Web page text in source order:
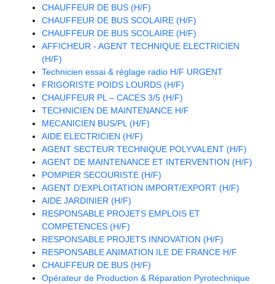
CHAUFFEUR DE BUS (H/F)
CHAUFFEUR DE BUS SCOLAIRE (H/F)
CHAUFFEUR DE BUS SCOLAIRE (H/F)
AFFICHEUR - AGENT TECHNIQUE ELECTRICIEN
(H/F)
Technicien essai & réglage radio H/F URGENT
FRIGORISTE POIDS LOURDS (H/F)
CHAUFFEUR PL – CACES 3/5 (H/F)
TECHNICIEN DE MAINTENANCE H/F
MECANICIEN BUS/PL (H/F)
AIDE ELECTRICIEN (H/F)
AGENT SECTEUR TECHNIQUE POLYVALENT (H/F)
AGENT DE MAINTENANCE ET INTERVENTION (H/F)
POMPIER SECOURISTE (H/F)
AGENT D'EXPLOITATION IMPORT/EXPORT (H/F)
AIDE JARDINIER (H/F)
RESPONSABLE PROJETS EMPLOIS ET
COMPETENCES (H/F)
RESPONSABLE PROJETS INNOVATION (H/F)
RESPONSABLE ANIMATION ILE DE FRANCE H/F
CHAUFFEUR DE BUS (H/F)
Opérateur de Production & Réparation Pyrotechnique